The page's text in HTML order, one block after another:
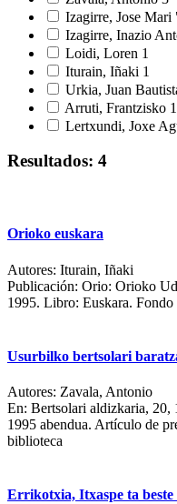
Izagirre, Jose Mari
Izagirre, Inazio
Loidi, Loren 1
Iturain, Iñaki 1
Urkia, Juan
Arruti, Frantzisko 1
Lertxundi, Joxe
Resultados: 4
Orioko euskara
Autores: Iturain, Iñaki
Publicación: Orio: Orioko
1995. Libro: Euskara. Fondo
Usurbilko bertsolari
Autores: Zavala, Antonio
En: Bertsolari aldizkaria, 20,
1995 abendua. Artículo de
biblioteca
Errikotxia, Itxaspe ta